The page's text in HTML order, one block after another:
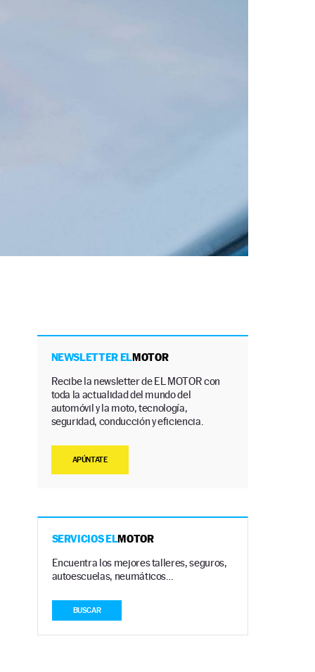
NEWSLETTER ELMOTOR
Recibe la newsletter de EL MOTOR con
toda la actualidad del mundo del
automóvil y la moto, tecnología,
seguridad, conducción y eficiencia.
APÚNTATE
SERVICIOS ELMOTOR
Encuentra los mejores talleres, seguros,
autoescuelas, neumáticos…
BUSCAR